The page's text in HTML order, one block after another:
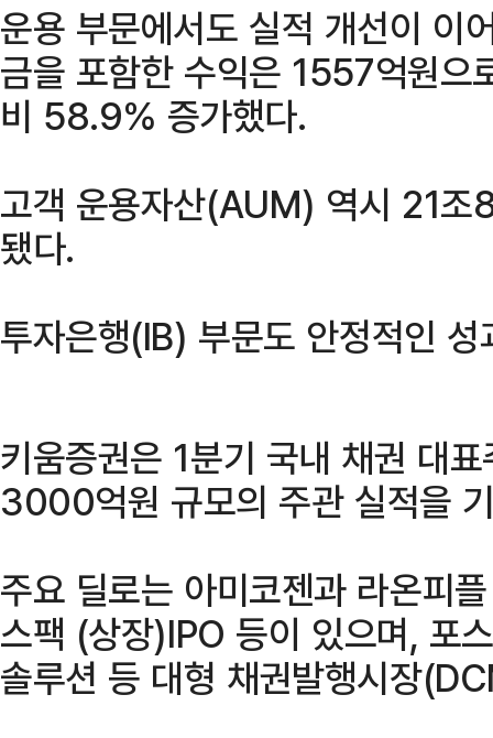
운용 부문에서도 실적 개선이 이
금을 포함한 수익은 1557억원
비 58.9% 증가했다.
고객 운용자산(AUM) 역시 21
됐다.
투자은행(IB) 부문도 안정적인 성
키움증권은 1분기 국내 채권 대
3000억원 규모의 주관 실적을
주요 딜로는 아미코젠과 라온피
스팩 (상장)IPO 등이 있으며, 포
솔루션 등 대형 채권발행시장